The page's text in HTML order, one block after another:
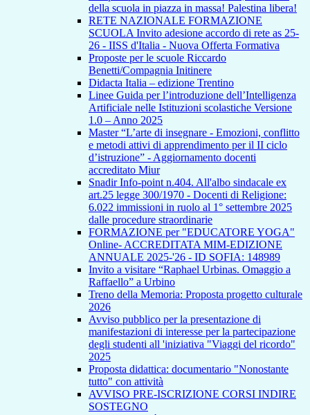
della scuola in piazza in massa! Palestina libera!
RETE NAZIONALE FORMAZIONE
SCUOLA Invito adesione accordo di rete as 25-
26 - IISS d'Italia - Nuova Offerta Formativa
Proposte per le scuole Riccardo
Benetti/Compagnia Initinere
Didacta Italia – edizione Trentino
Linee Guida per l’introduzione dell’Intelligenza
Artificiale nelle Istituzioni scolastiche Versione
1.0 – Anno 2025
Master “L’arte di insegnare - Emozioni, conflitto
e metodi attivi di apprendimento per il II ciclo
d’istruzione” - Aggiornamento docenti
accreditato Miur
Snadir Info-point n.404. All'albo sindacale ex
art.25 legge 300/1970 - Docenti di Religione:
6.022 immissioni in ruolo al 1° settembre 2025
dalle procedure straordinarie
FORMAZIONE per "EDUCATORE YOGA"
Online- ACCREDITATA MIM-EDIZIONE
ANNUALE 2025-'26 - ID SOFIA: 148989
Invito a visitare “Raphael Urbinas. Omaggio a
Raffaello” a Urbino
Treno della Memoria: Proposta progetto culturale
2026
Avviso pubblico per la presentazione di
manifestazioni di interesse per la partecipazione
degli studenti all 'iniziativa "Viaggi del ricordo"
2025
Proposta didattica: documentario "Nonostante
tutto" con attività
AVVISO PRE-ISCRIZIONE CORSI INDIRE
SOSTEGNO